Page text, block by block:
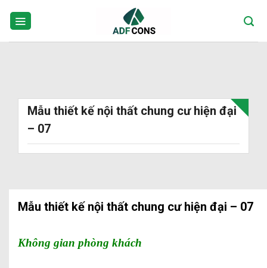
Mẫu thiết kế nội thất chung cư hiện đại
– 07
Mẫu thiết kế nội thất chung cư hiện đại – 07
Không gian phòng khách